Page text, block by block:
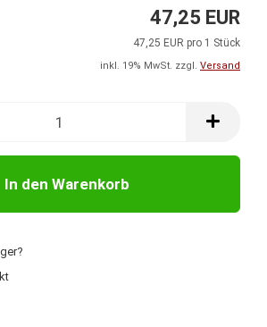
47,25 EUR
47,25 EUR pro 1 Stück
inkl. 19% MwSt. zzgl. Versand
In den Warenkorb